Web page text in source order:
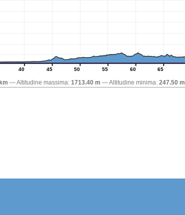
40 45 50 55 60 65
Altitudine massima: 1713.40 m Altitudine minima: 247.50 m